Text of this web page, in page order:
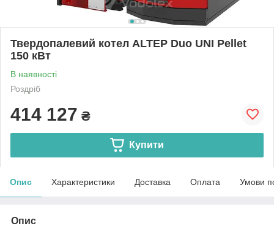
Твердопалевий котел ALTEP Duo UNI Pellet
150 кВт
В наявності
Роздріб
414 127 ₴
Купити
Опис Характеристики Доставка Оплата Умови
Опис